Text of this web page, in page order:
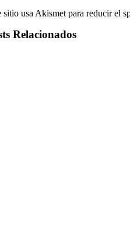
sitio usa Akismet para reducir el
Relacionados